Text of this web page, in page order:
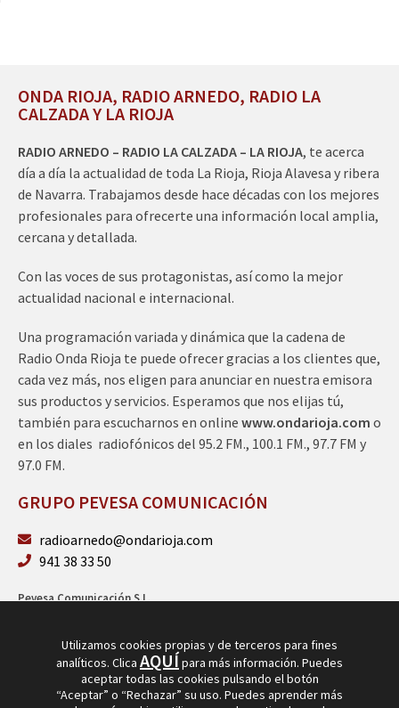
ONDA RIOJA, RADIO ARNEDO, RADIO LA
CALZADA Y LA RIOJA
RADIO ARNEDO – RADIO LA CALZADA – LA RIOJA, te acerca
día a día la actualidad de toda La Rioja, Rioja Alavesa y ribera
de Navarra. Trabajamos desde hace décadas con los mejores
profesionales para ofrecerte una información local amplia,
cercana y detallada.
Con las voces de sus protagonistas, así como la mejor
actualidad nacional e internacional.
Una programación variada y dinámica que la cadena de
Radio Onda Rioja te puede ofrecer gracias a los clientes que,
cada vez más, nos eligen para anunciar en nuestra emisora
sus productos y servicios. Esperamos que nos elijas tú,
también para escucharnos en online www.ondarioja.com o
en los diales radiofónicos del 95.2 FM., 100.1 FM., 97.7 FM y
97.0 FM.
GRUPO PEVESA COMUNICACIÓN
radioarnedo@ondarioja.com
941 38 33 50
Pevesa Comunicación S.L.
Utilizamos cookies propias y de terceros para fines
analíticos. Clica AQUÍpara más información. Puedes
aceptar todas las cookies pulsando el botón
“Aceptar” o “Rechazar” su uso. Puedes aprender más